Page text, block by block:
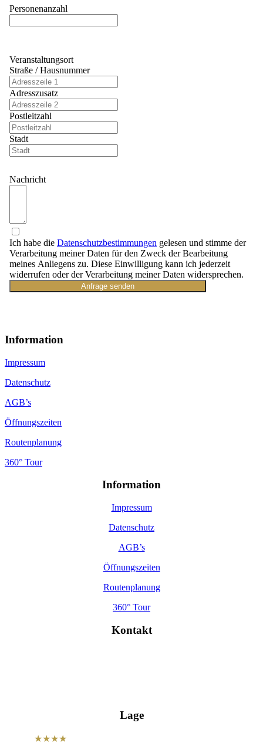
Personenanzahl
Veranstaltungsort
Straße / Hausnummer
Adresszusatz
Postleitzahl
Stadt
Nachricht
Ich habe die Datenschutzbestimmungen gelesen und stimme der
Verarbeitung meiner Daten für den Zweck der Bearbeitung
meines Anliegens zu. Diese Einwilligung kann ich jederzeit
widerrufen oder der Verarbeitung meiner Daten widersprechen.
Anfrage senden
Information
Impressum
Datenschutz
AGB’s
Öffnungszeiten
Routenplanung
360° Tour
Information
Impressum
Datenschutz
AGB’s
Öffnungszeiten
Routenplanung
360° Tour
Kontakt
Lage
★★★★